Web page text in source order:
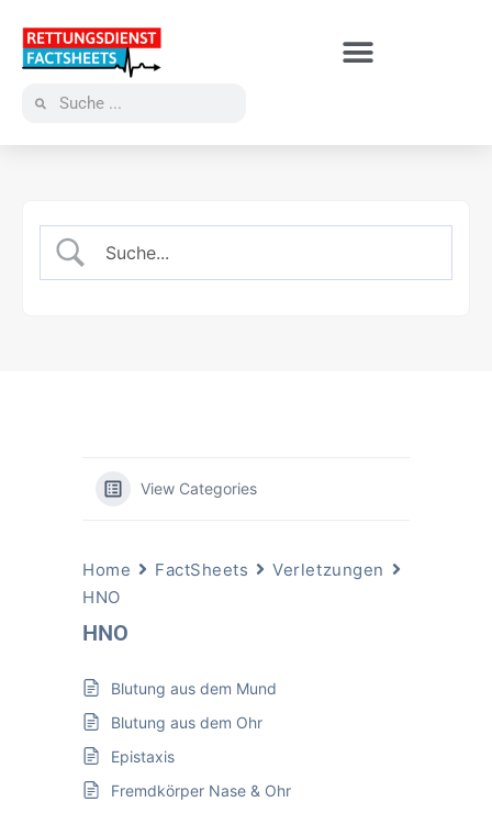
View Categories
Home FactSheets
Verletzungen
HNO
HNO
Blutung aus dem Mund
Blutung aus dem Ohr
Epistaxis
Fremdkörper Nase & Ohr